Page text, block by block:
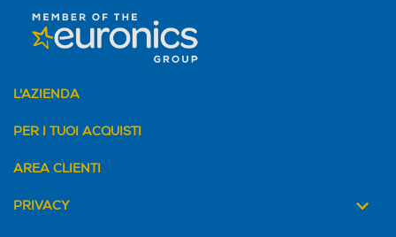
L'AZIENDA
PER I TUOI ACQUISTI
AREA CLIENTI
PRIVACY